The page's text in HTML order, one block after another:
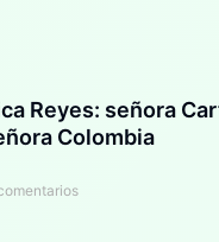
Reyes: señora
Colombia